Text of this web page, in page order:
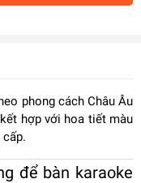
phong cách Châu Âu
hợp với hoa tiết màu
để bàn karaoke